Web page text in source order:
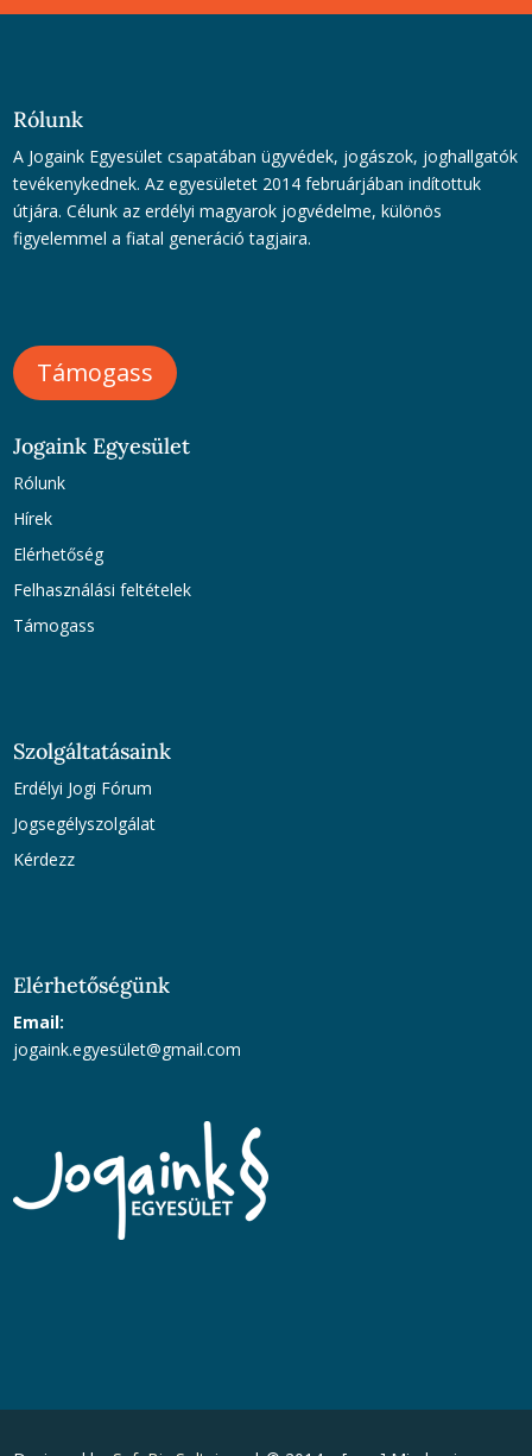
Rólunk
A Jogaink Egyesület csapatában ügyvédek, jogászok, joghallgatók
tevékenykednek. Az egyesületet 2014 februárjában indítottuk
útjára. Célunk az erdélyi magyarok jogvédelme, különös
figyelemmel a fiatal generáció tagjaira.
Támogass
Jogaink Egyesület
Rólunk
Hírek
Elérhetőség
Felhasználási feltételek
Támogass
Szolgáltatásaink
Erdélyi Jogi Fórum
Jogsegélyszolgálat
Kérdezz
Elérhetőségünk
Email:
jogaink.egyesület@gmail.com